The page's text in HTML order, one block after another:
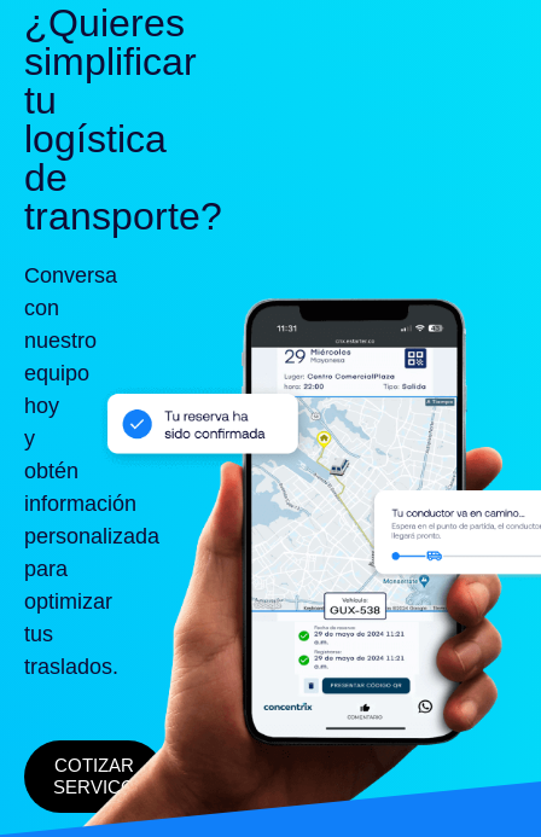
¿Quieres
simplificar
tu
logística
de
transporte?
Conversa
con
nuestro
equipo
hoy
y
obtén
información
personalizada
para
optimizar
tus
traslados.
COTIZAR
SERVICO